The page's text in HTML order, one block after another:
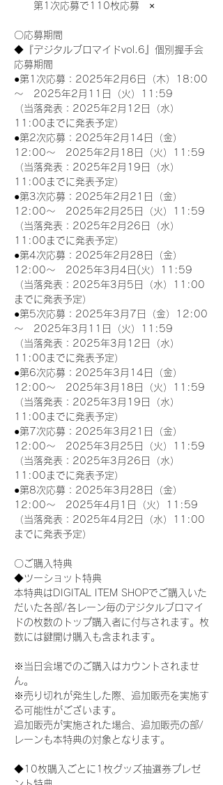
第1次応募で110枚応募　×
〇応募期間
◆『デジタルブロマイドvol.6』個別握手会
応募期間
●第1次応募：2025年2月6日（木）18:00
～　2025年2月11日（火）11:59
（当落発表：2025年2月12日（水）
11:00までに発表予定）
●第2次応募：2025年2月14日（金）
12:00～　2025年2月18日（火）11:59
（当落発表：2025年2月19日（水）
11:00までに発表予定）
●第3次応募：2025年2月21日（金）
12:00～　2025年2月25日（火）11:59
（当落発表：2025年2月26日（水）
11:00までに発表予定）
●第4次応募：2025年2月28日（金）
12:00～　2025年3月4日(火）11:59
（当落発表：2025年3月5日（水）11:00
までに発表予定）
●第5次応募：2025年3月7日（金）12:00
～　2025年3月11日（火）11:59
（当落発表：2025年3月12日（水）
11:00までに発表予定）
●第6次応募：2025年3月14日（金）
12:00～　2025年3月18日（火）11:59
（当落発表：2025年3月19日（水）
11:00までに発表予定）
●第7次応募：2025年3月21日（金）
12:00～　2025年3月25日（火）11:59
（当落発表：2025年3月26日（水）
11:00までに発表予定）
●第8次応募：2025年3月28日（金）
12:00～　2025年4月1日（火）11:59
（当落発表：2025年4月2日（水）11:00
までに発表予定）
〇ご購入特典
◆ツーショット特典
本特典はDIGITAL ITEM SHOPでご購入いた
だいた各部/各レーン毎のデジタルブロマイ
ドの枚数のトップ購入者に付与されます。枚
数には鍵開け購入も含まれます。
※当日会場でのご購入はカウントされませ
ん。
※売り切れが発生した際、追加販売を実施す
る可能性がございます。
追加販売が実施された場合、追加販売の部/
レーンも本特典の対象となります。
◆10枚購入ごとに1枚グッズ抽選券プレゼ